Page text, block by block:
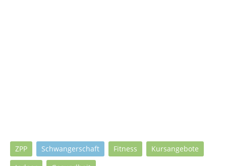
ZPP Schwangerschaft Fitness Kursangebote